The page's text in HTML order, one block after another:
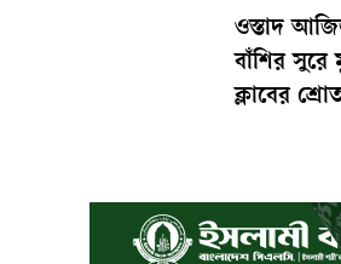
ওস্তাদ
বাঁশির সুরে
ক্লাবের